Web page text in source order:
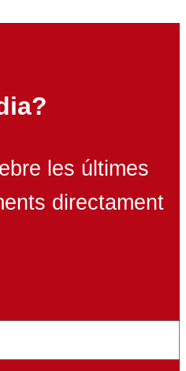
les últimes
directament